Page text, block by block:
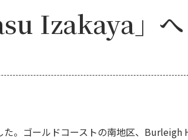
Izakaya」へ
。ゴールドコーストの南地区、Burleigh